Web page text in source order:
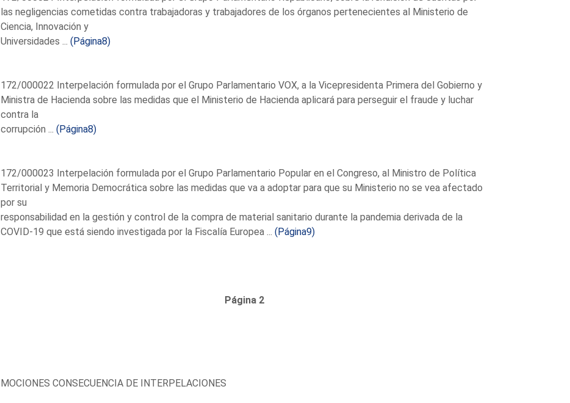
las negligencias cometidas contra trabajadoras y trabajadores de los órganos pertenecientes al Ministerio de
Ciencia, Innovación y
Universidades ... (Página8)
172/000022 Interpelación formulada por el Grupo Parlamentario VOX, a la Vicepresidenta Primera del Gobierno y
Ministra de Hacienda sobre las medidas que el Ministerio de Hacienda aplicará para perseguir el fraude y luchar
contra la
corrupción ... (Página8)
172/000023 Interpelación formulada por el Grupo Parlamentario Popular en el Congreso, al Ministro de Política
Territorial y Memoria Democrática sobre las medidas que va a adoptar para que su Ministerio no se vea afectado
por su
responsabilidad en la gestión y control de la compra de material sanitario durante la pandemia derivada de la
COVID-19 que está siendo investigada por la Fiscalía Europea ... (Página9)
Página 2
MOCIONES CONSECUENCIA DE INTERPELACIONES